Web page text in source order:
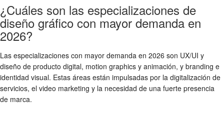
¿Cuáles son las especializaciones de
diseño gráfico con mayor demanda en
2026?
Las especializaciones con mayor demanda en 2026 son UX/UI y
diseño de producto digital, motion graphics y animación, y branding e
identidad visual. Estas áreas están impulsadas por la digitalización de
servicios, el video marketing y la necesidad de una fuerte presencia
de marca.